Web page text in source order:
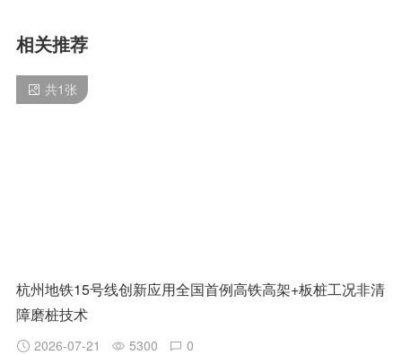
相关推荐
共1 张
杭州地铁15号线创新应用全国首例高铁高架+板桩工况非清
障磨桩技术
2026-07-21 5300 0